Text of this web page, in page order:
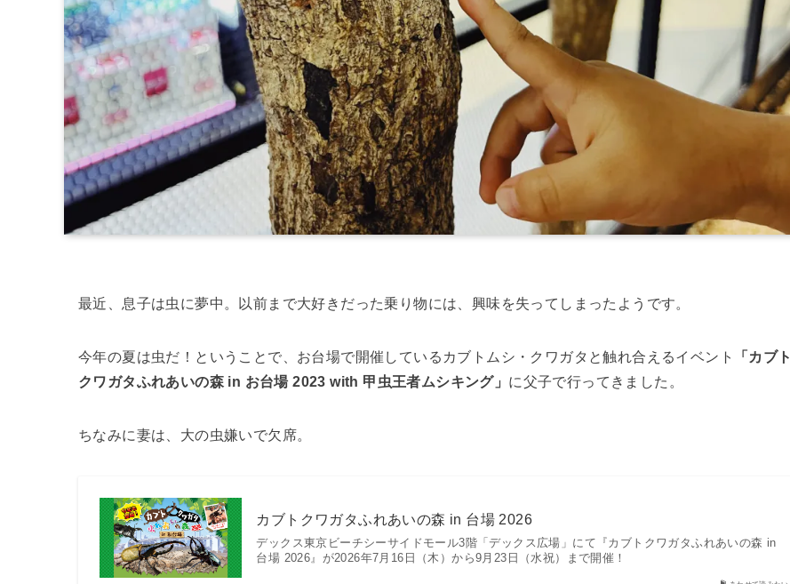
最近、息子は虫に夢中。以前まで大好きだった乗り物には、興味を失ってしまったようです。
今年の夏は虫だ！ということで、お台場で開催しているカブトムシ・クワガタと触れ合えるイベント
「カブト
クワガタふれあいの森 in お台場 2023 with 甲虫王者ムシキング」 に父子で行ってきました。
ちなみに妻は、大の虫嫌いで欠席。
カブトクワガタふれあいの森 in 台場 2026
デックス東京ビーチシーサイドモール3階「デックス広場」にて『カブトクワガタふれあいの森 in
台場 2026』が2026年7月16日（木）から9月23日（水祝）まで開催！